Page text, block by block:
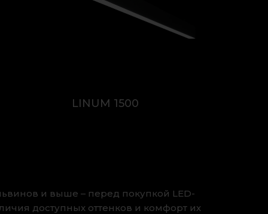
LINUM 1500
и выше – перед покупкой LED-
доступных оттенков и комфорт их